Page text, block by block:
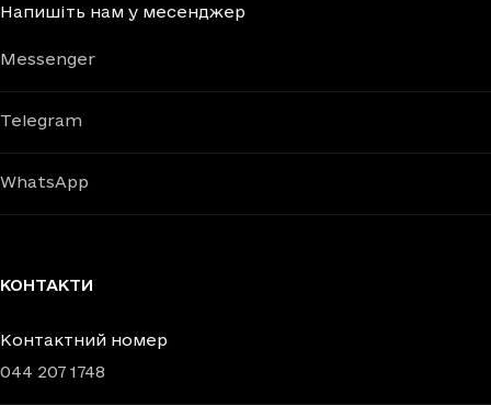
Напишіть нам у месенджер
Messenger
Telegram
WhatsApp
КОНТАКТИ
Контактний номер
044 207 1748